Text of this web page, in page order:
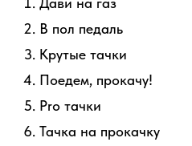
В пол педаль
Крутые тачки
Поедем, прокачу!
Pro тачки
Тачка на прокачку